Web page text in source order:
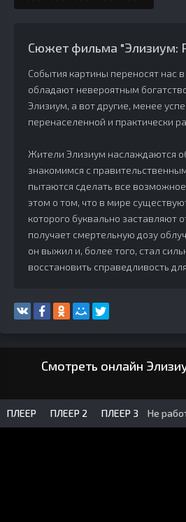
Сюжет фильма "Элизиум:
События картины переносят нас
обладают невероятным
Элизиум, а вот другие, менее
перенаселенной и практически
Жители Элизиум наслаждаются
знакомимся с
пытаются сделать все
этом о том, что в мире
которого буквально заставляют
получает смертельную дозу
он выжил и, более того, стал
восстановить справедливость
Смотреть онлайн
ПЛЕЕР ПЛЕЕР 2 ПЛЕЕР 3 Не